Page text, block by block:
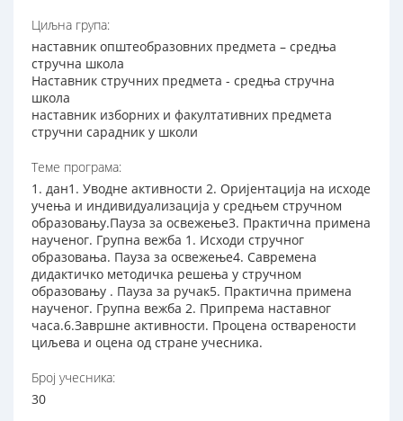
Циљна група:
наставник општеобразовних предмета – средња
стручна школа
Наставник стручних предмета - средња стручна
школа
наставник изборних и факултативних предмета
стручни сарадник у школи
Теме програма:
1. дан1. Уводне активности 2. Оријентација на исходе
учења и индивидуализација у средњем стручном
образовању.Пауза за освежење3. Практична примена
наученог. Групна вежба 1. Исходи стручног
образовања. Пауза за освежење4. Савремена
дидактичко методичка решења у стручном
образовању . Пауза за ручак5. Практична примена
наученог. Групна вежба 2. Припрема наставног
часа.6.Завршне активности. Процена остварености
циљева и оцена од стране учесника.
Број учесника:
30